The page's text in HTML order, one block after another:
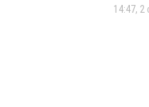
14:47, 2